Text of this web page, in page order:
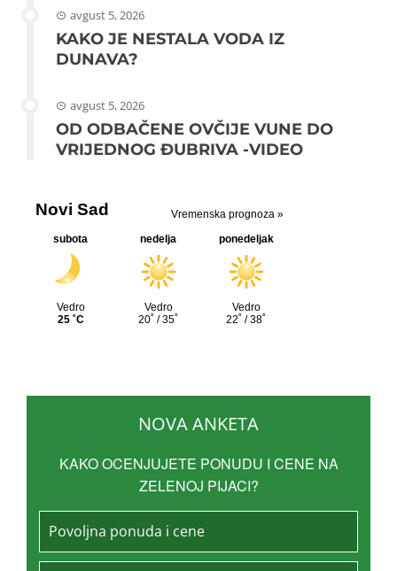
avgust 5, 2026
KAKO JE NESTALA VODA IZ
DUNAVA?
avgust 5, 2026
OD ODBAČENE OVČIJE VUNE DO
VRIJEDNOG ĐUBRIVA -VIDEO
NOVA ANKETA
KAKO OCENJUJETE PONUDU I CENE NA
ZELENOJ PIJACI?
Povoljna ponuda i cene